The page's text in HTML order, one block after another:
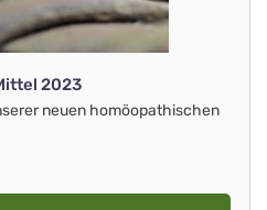
2023
neuen homöopathischen